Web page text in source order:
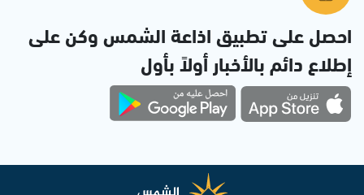
احصل على تطبيق اذاعة الشمس وكن على
إطلاع دائم بالأخبار أولاً بأول